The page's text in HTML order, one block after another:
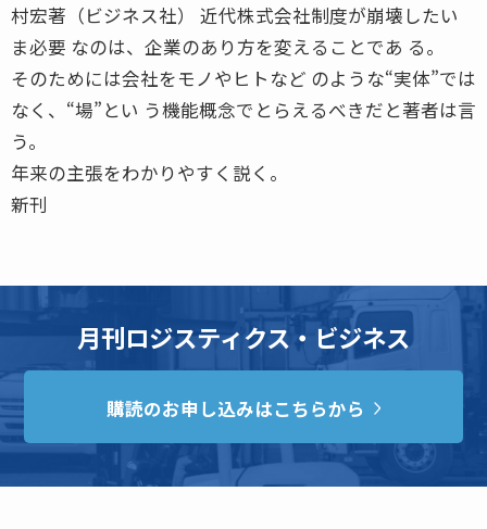
村宏著（ビジネス社） 近代株式会社制度が崩壊したい
ま必要 なのは、企業のあり方を変えることであ る。
そのためには会社をモノやヒトなど のような“実体”では
なく、“場”とい う機能概念でとらえるべきだと著者は言
う。
年来の主張をわかりやすく説く。
新刊
月刊ロジスティクス・ビジネス
購読のお申し込みはこちらから